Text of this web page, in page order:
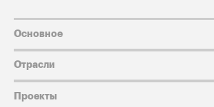
Основное
Отрасли
Проекты